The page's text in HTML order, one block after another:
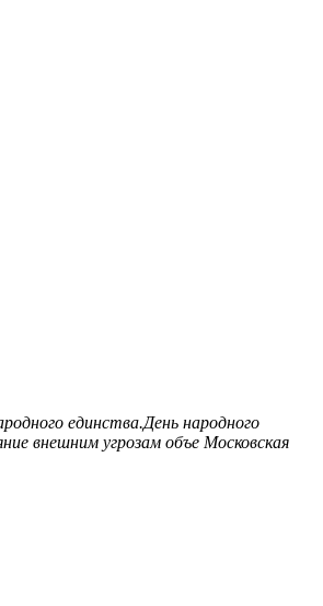
единства.День народного
внешним угрозам объе Московская